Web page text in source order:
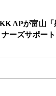
APが富山「
ナーズサポー